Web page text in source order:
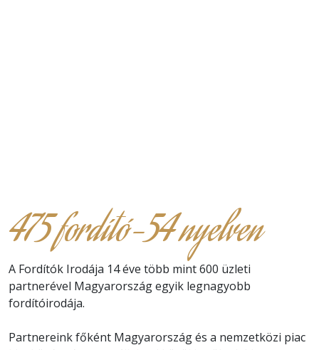
475 fordító-54 nyelven
A Fordítók Irodája 14 éve több mint 600 üzleti
partnerével Magyarország egyik legnagyobb
fordítóirodája.
Partnereink főként Magyarország és a nemzetközi piac